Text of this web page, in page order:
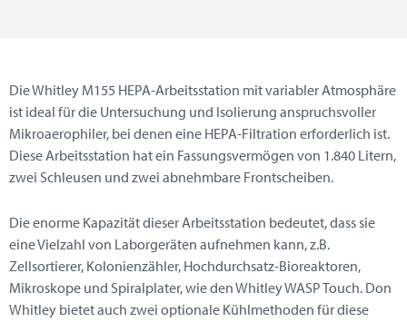
Die Whitley M155 HEPA-Arbeitsstation mit variabler Atmosphäre
ist ideal für die Untersuchung und Isolierung anspruchsvoller
Mikroaerophiler, bei denen eine HEPA-Filtration erforderlich ist.
Diese Arbeitsstation hat ein Fassungsvermögen von 1.840 Litern,
zwei Schleusen und zwei abnehmbare Frontscheiben.
Die enorme Kapazität dieser Arbeitsstation bedeutet, dass sie
eine Vielzahl von Laborgeräten aufnehmen kann, z.B.
Zellsortierer, Kolonienzähler, Hochdurchsatz-Bioreaktoren,
Mikroskope und Spiralplater, wie den Whitley WASP Touch. Don
Whitley bietet auch zwei optionale Kühlmethoden für diese